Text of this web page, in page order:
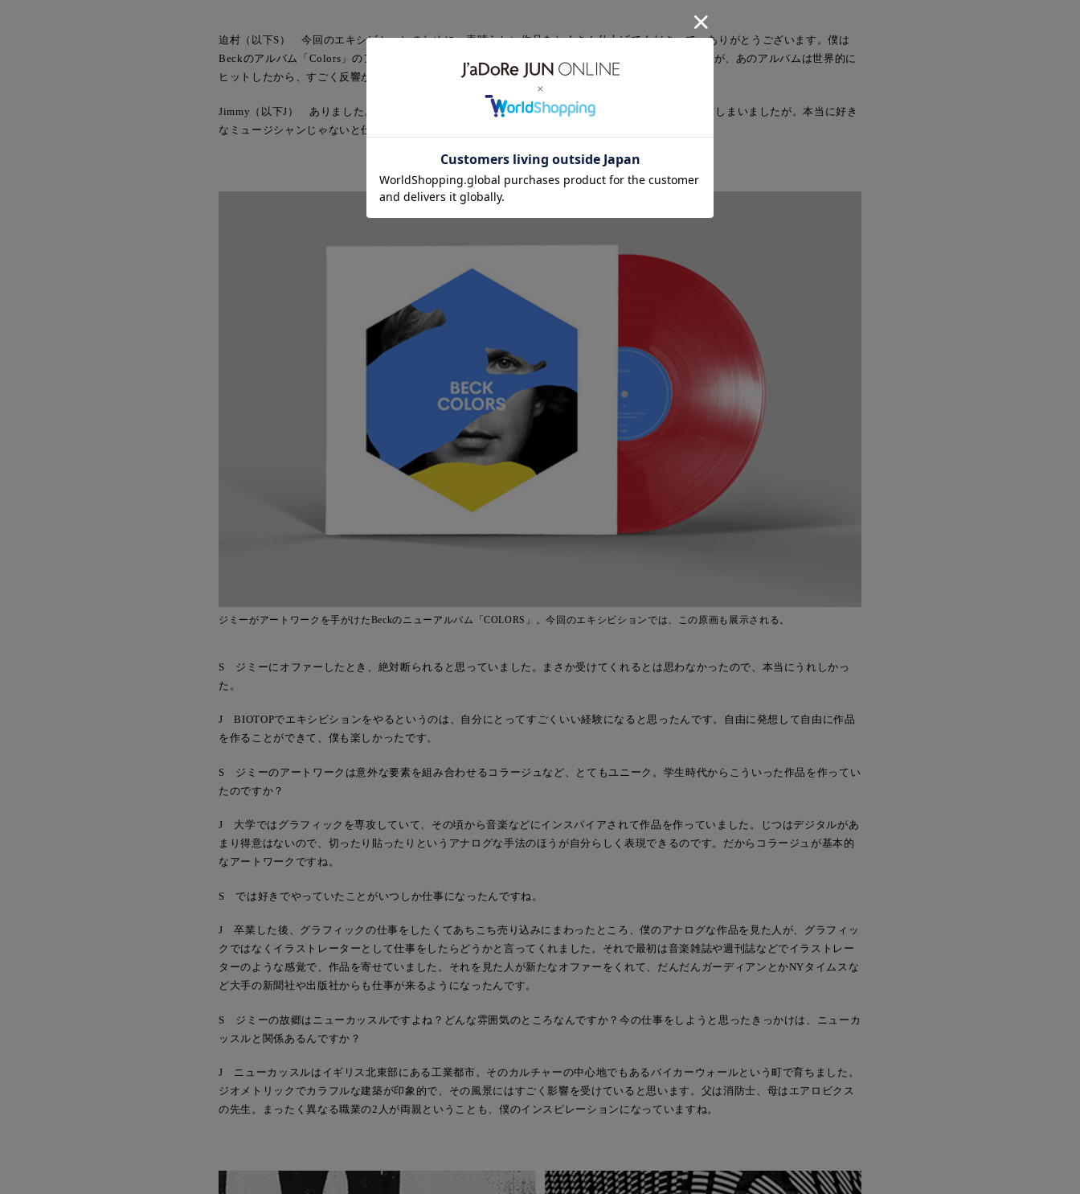
迫村（以下S） 今回のエキシビションのために、素晴らしい作品をたくさん仕上げてくださって、ありがとうございます。僕は
Beckのアルバム「Colors」のアートワークを見て感動して、ぜひ一緒に何かしたい！と思ったのですが、あのアルバムは世界的に
ヒットしたから、すごく反響があったでしょう？
Jimmy（以下J） ありました。あのあと音楽関係の仕事の依頼がたくさんきました。ほとんど断ってしまいましたが。本当に好き
なミュージシャンじゃないと仕事ができないんです。
ジミーがアートワークを手がけたBeckのニューアルバム「COLORS」。今回のエキシビションでは、この原画も展示される。
S ジミーにオファーしたとき、絶対断られると思っていました。まさか受けてくれるとは思わなかったので、本当にうれしかっ
た。
J BIOTOPでエキシビションをやるというのは、自分にとってすごくいい経験になると思ったんです。自由に発想して自由に作品
を作ることができて、僕も楽しかったです。
S ジミーのアートワークは意外な要素を組み合わせるコラージュなど、とてもユニーク。学生時代からこういった作品を作ってい
たのですか？
J 大学ではグラフィックを専攻していて、その頃から音楽などにインスパイアされて作品を作っていました。じつはデジタルがあ
まり得意はないので、切ったり貼ったりというアナログな手法のほうが自分らしく表現できるのです。だからコラージュが基本的
なアートワークですね。
S では好きでやっていたことがいつしか仕事になったんですね。
J 卒業した後、グラフィックの仕事をしたくてあちこち売り込みにまわったところ、僕のアナログな作品を見た人が、グラフィッ
クではなくイラストレーターとして仕事をしたらどうかと言ってくれました。それで最初は音楽雑誌や週刊誌などでイラストレー
ターのような感覚で、作品を寄せていました。それを見た人が新たなオファーをくれて、だんだんガーディアンとかNYタイムスな
ど大手の新聞社や出版社からも仕事が来るようになったんです。
S ジミーの故郷はニューカッスルですよね？どんな雰囲気のところなんですか？今の仕事をしようと思ったきっかけは、ニューカ
ッスルと関係あるんですか？
J ニューカッスルはイギリス北東部にある工業都市。そのカルチャーの中心地でもあるバイカーウォールという町で育ちました。
ジオメトリックでカラフルな建築が印象的で、その風景にはすごく影響を受けていると思います。父は消防士、母はエアロビクス
の先生。まったく異なる職業の2人が両親ということも、僕のインスピレーションになっていますね。